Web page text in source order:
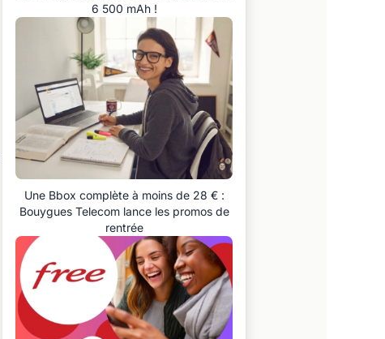
6 500 mAh !
Une Bbox complète à moins de 28 € :
Bouygues Telecom lance les promos de
rentrée